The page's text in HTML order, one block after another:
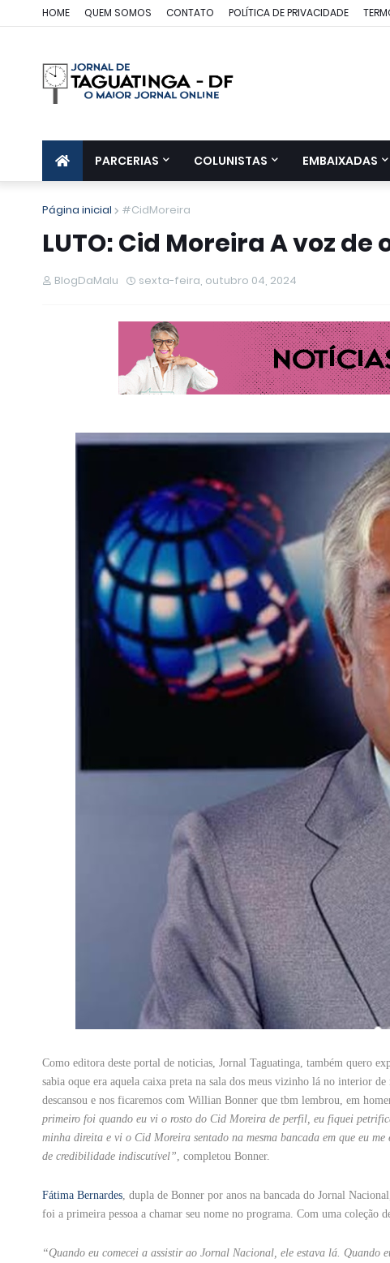
HOME QUEM SOMOS CONTATO POLÍTICA DE PRIVACIDADE
PARCERIAS COLUNISTAS EMBAIXADAS
Página inicial #CidMoreira
LUTO: Cid Moreira A voz
BlogDaMalu sexta-feira, outubro 04, 2024
Como editora deste portal de noticias, Jornal Taguatinga, também quero
sabia oque era aquela caixa preta na sala dos meus vizinho lá no interior
descansou e nos ficaremos com Willian Bonner que tbm lembrou, em
primeiro foi quando eu vi o rosto do Cid Moreira de perfil, eu fiquei
minha direita e vi o Cid Moreira sentado na mesma bancada em que eu
de credibilidade indiscutível”, completou Bonner.
Fátima Bernardes, dupla de Bonner por anos na bancada do Jornal
foi a primeira pessoa a chamar seu nome no programa. Com uma coleção
“Quando eu comecei a assistir ao Jornal Nacional, ele estava lá.